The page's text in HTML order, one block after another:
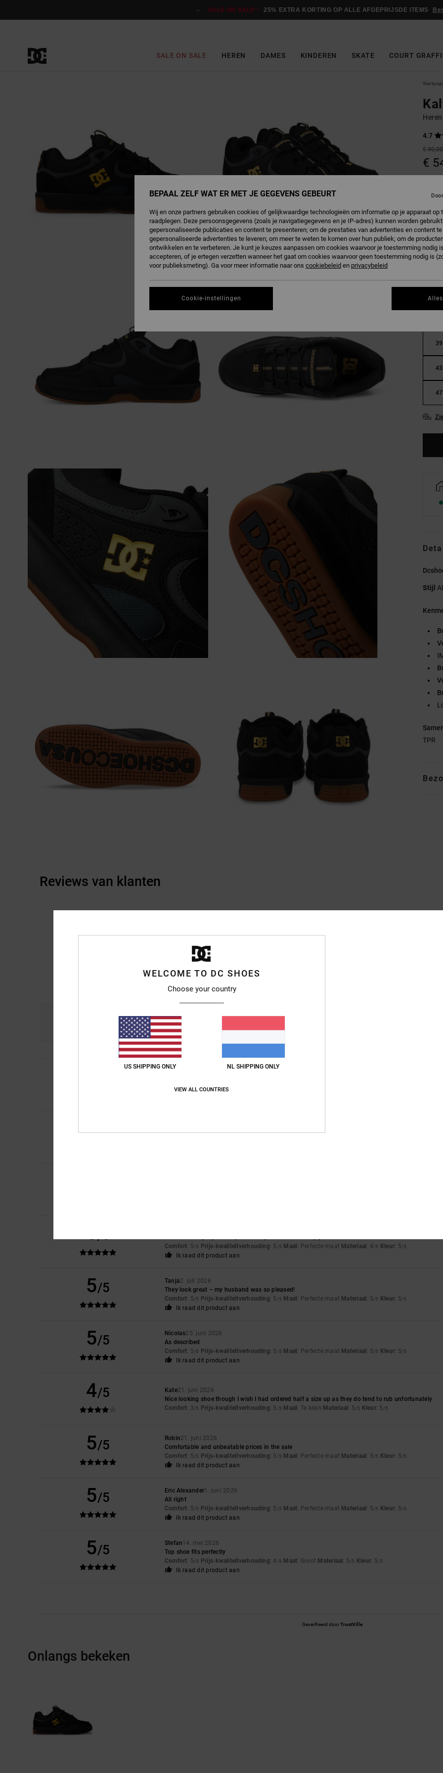
SALE ON SALE*: 25% EXTRA KORTING OP ALLE AFGEPRIJSDE ITEMS
SALE ON SALE HEREN DAMES KINDEREN SKATE COURT
4.7
€ 90,00
€
SALE
Kleur
39
43
47
Stijl
TPR
Reviews van klanten
4.7
4.7
Comfort : 5 /5 Prijs-kwaliteitverhouding
5/5
Great product
5
Comfort: 5/5 Prijs-kwaliteitverhouding: 5 /5 Maat: Perfecte maat Materiaal : 4/5 Kleur: 5/5
Ik raad dit product aan
5/5 Tanja2. juli 2026
They look great – my husband was so pleased!
Comfort: 5/5 Prijs-kwaliteitverhouding: 5 /5 Maat: Perfecte maat Materiaal : 5/5 Kleur: 5/5
Ik raad dit product aan
5/5 Nicolas25. juni 2026
As described
Comfort: 5/5 Prijs-kwaliteitverhouding: 5 /5 Maat: Perfecte maat Materiaal : 5/5 Kleur: 5/5
Ik raad dit product aan
4/5 Kate21. juni 2026
Nice looking shoe though I wish I had ordered half a size up as they do tend to rub unfortunately
Comfort: 3/5 Prijs-kwaliteitverhouding: 5 /5 Maat: Te klein Materiaal : 5/5 Kleur: 5 /5
5/5 Robin21. juni 2026
Comfortable and unbeatable prices in the sale
Comfort: 5/5 Prijs-kwaliteitverhouding: 5 /5 Maat: Perfecte maat Materiaal : 5/5 Kleur: 5/5
Ik raad dit product aan
5/5 Eric Alexander1. juni 2026
All right
Comfort: 5/5 Prijs-kwaliteitverhouding: 5 /5 Maat: Perfecte maat Materiaal : 5/5 Kleur: 5/5
Ik raad dit product aan
5/5 Stefan14. mei 2026
Top shoe fits perfectly
Comfort: 5/5 Prijs-kwaliteitverhouding: 4 /5 Maat: Groot Materiaal : 5/5 Kleur: 5/5
Ik raad dit product aan
Geverifieerd doorTrustVille
Onlangs bekeken
WELCOME TO DC SHOES
Choose your country
US SHIPPING ONLY NL SHIPPING ONLY
VIEW ALL COUNTRIES
BEPAAL ZELF WAT ER MET JE GEGEVENS GEBEURT
Wij en onze partners gebruiken cookies of gelijkwaardige technologieën om informatie op je apparaat op
raadplegen. Deze persoonsgegevens (zoals je navigatiegegevens en je IP-adres) kunnen worden
gepersonaliseerde publicaties en content te presenteren; om de prestaties van advertenties en content
gepersonaliseerde advertenties te leveren; om meer te weten te komen over hun publiek; om de
ontwikkelen en te verbeteren. Je kunt je keuzes aanpassen om cookies waarvoor je toestemming nodig
accepteren, of je ertegen verzetten wanneer het gaat om cookies waarvoor geen toestemming nodig is
voor publieksmeting). Ga voor meer informatie naar ons cookiebeleid en privacybeleid
Cookie-instellingen